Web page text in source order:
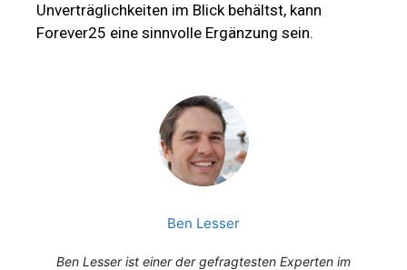
Unverträglichkeiten im Blick behältst, kann
Forever25 eine sinnvolle Ergänzung sein.
Ben Lesser
Ben Lesser ist einer der gefragtesten Experten im